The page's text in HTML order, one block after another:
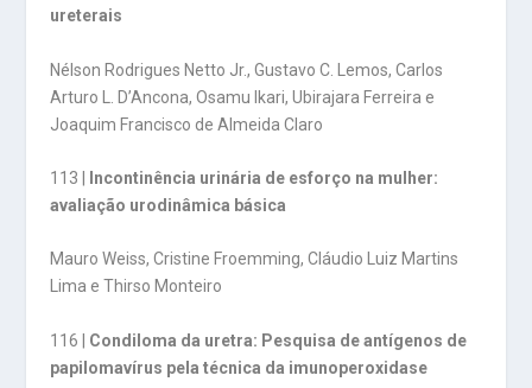
ureterais
Nélson Rodrigues Netto Jr., Gustavo C. Lemos, Carlos
Arturo L. D’Ancona, Osamu Ikari, Ubirajara Ferreira e
Joaquim Francisco de Almeida Claro
113 |
Incontinência urinária de esforço na mulher:
avaliação urodinâmica básica
Mauro Weiss, Cristine Froemming, Cláudio Luiz Martins
Lima e Thirso Monteiro
116 | Condiloma da uretra: Pesquisa de antígenos de
papilomavírus pela técnica da imunoperoxidase